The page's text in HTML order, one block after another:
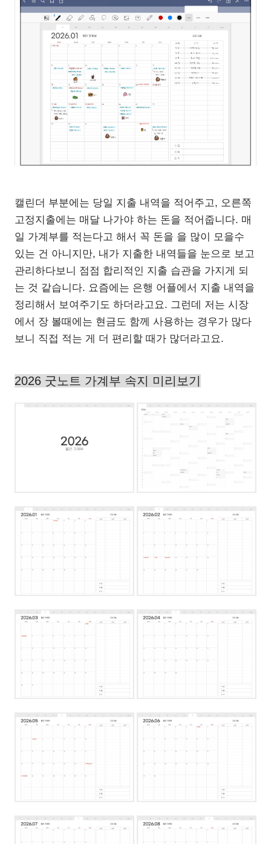
캘린더 부분에는 당일 지출 내역을 적어주고, 오른쪽
고정지출에는 매달 나가야 하는 돈을 적어줍니다. 매
일 가계부를 적는다고 해서 꼭 돈을 을 많이 모을수
있는 건 아니지만, 내가 지출한 내역들을 눈으로 보고
관리하다보니 점점 합리적인 지출 습관을 가지게 되
는 것 같습니다. 요즘에는 은행 어플에서 지출 내역을
정리해서 보여주기도 하더라고요. 그런데 저는 시장
에서 장 볼때에는 현금도 함께 사용하는 경우가 많다
보니 직접 적는 게 더 편리할 때가 많더라고요.
2026 굿노트 가계부 속지 미리보기